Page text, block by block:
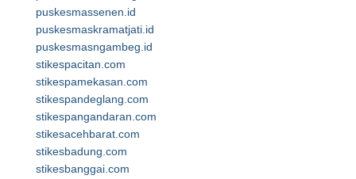
puskesmassenen.id
puskesmaskramatjati.id
puskesmasngambeg.id
stikespacitan.com
stikespamekasan.com
stikespandeglang.com
stikespangandaran.com
stikesacehbarat.com
stikesbadung.com
stikesbanggai.com